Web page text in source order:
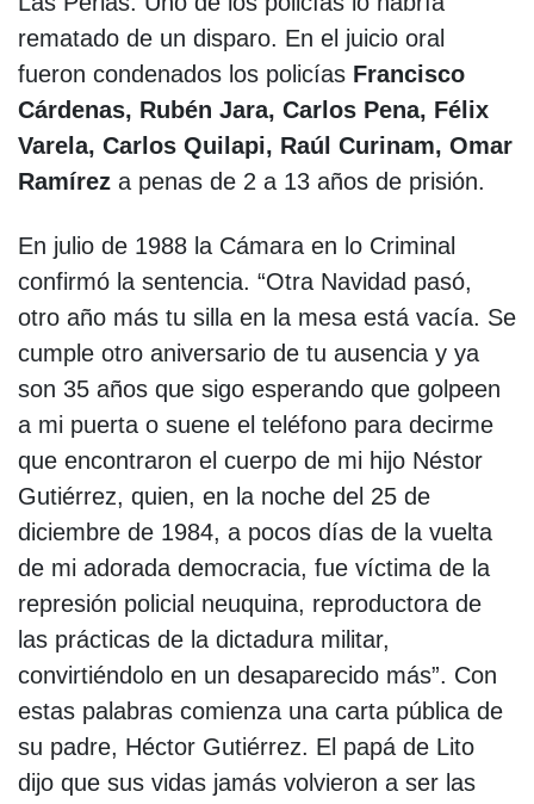
rematado de un disparo. En el juicio oral
fueron condenados los policías Francisco
Cárdenas, Rubén Jara, Carlos Pena, Félix
Varela, Carlos Quilapi, Raúl Curinam, Omar
Ramírez a penas de 2 a 13 años de prisión.
En julio de 1988 la Cámara en lo Criminal
confirmó la sentencia. “Otra Navidad pasó,
otro año más tu silla en la mesa está vacía. Se
cumple otro aniversario de tu ausencia y ya
son 35 años que sigo esperando que golpeen
a mi puerta o suene el teléfono para decirme
que encontraron el cuerpo de mi hijo Néstor
Gutiérrez, quien, en la noche del 25 de
diciembre de 1984, a pocos días de la vuelta
de mi adorada democracia, fue víctima de la
represión policial neuquina, reproductora de
las prácticas de la dictadura militar,
convirtiéndolo en un desaparecido más”. Con
estas palabras comienza una carta pública de
su padre, Héctor Gutiérrez. El papá de Lito
dijo que sus vidas jamás volvieron a ser las